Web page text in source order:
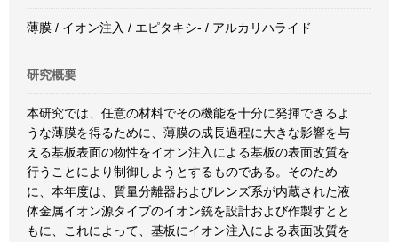
薄膜 / イオン注入 / エピタキシ- / アルカリハライド
研究概要
本研究では、任意の材料でその機能を十分に発揮できるよ
うな薄膜を得るために、薄膜の成長過程に大きな影響を与
える基板表面の物性をイオン注入による基板の表面改質を
行うことにより制御しようとするものである。そのため
に、本年度は、質量分離器およびレンズ系が内蔵された液
体金属イオン源タイプのイオン銃を設計および作製すとと
もに、これによって、基板にイオン注入による表面改質を